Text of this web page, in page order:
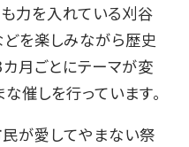
力を入れている刈谷
どを楽しみながら歴史
月ごとにテーマが変
催しを行っています。
が愛してやまない祭